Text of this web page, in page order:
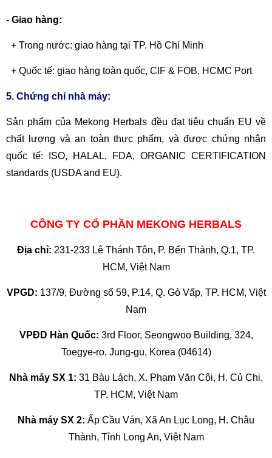
- Giao hàng:
+ Trong nước: giao hàng tại TP. Hồ Chí Minh
+ Quốc tế: giao hàng toàn quốc, CIF & FOB, HCMC Port
5. Chứng chỉ nhà máy:
Sản phẩm của Mekong Herbals đều đạt tiêu chuẩn EU về
chất lượng và an toàn thực phẩm, và được chứng nhận
quốc tế: ISO, HALAL, FDA, ORGANIC CERTIFICATION
standards (USDA and EU).
CÔNG TY CỔ PHẦN MEKONG HERBALS
Địa chỉ: 231-233 Lê Thánh Tôn, P. Bến Thành, Q.1, TP.
HCM, Việt Nam
VPGD: 137/9, Đường số 59, P.14, Q. Gò Vấp, TP. HCM, Việt
Nam
VPĐD Hàn Quốc: 3rd Floor, Seongwoo Building, 324,
Toegye-ro, Jung-gu, Korea (04614)
Nhà máy SX 1: 31 Bàu Lách, X. Phạm Văn Cội, H. Củ Chi,
TP. HCM, Việt Nam
Nhà máy SX 2: Ấp Cầu Ván, Xã An Lục Long, H. Châu
Thành, Tỉnh Long An, Việt Nam